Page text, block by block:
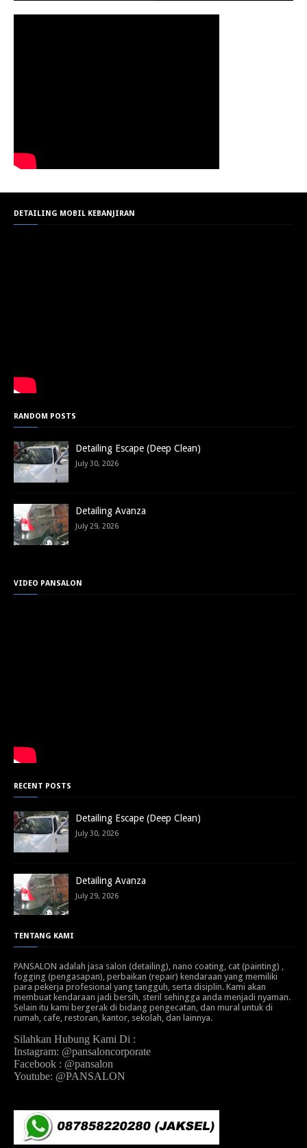
DETAILING MOBIL KEBANJIRAN
RANDOM POSTS
Detailing Escape (Deep Clean)
July 30, 2026
Detailing Avanza
July 29, 2026
VIDEO PANSALON
RECENT POSTS
Detailing Escape (Deep Clean)
July 30, 2026
Detailing Avanza
July 29, 2026
TENTANG KAMI
PANSALON adalah jasa salon (detailing), nano coating, cat (painting) ,
fogging (pengasapan), perbaikan (repair) kendaraan yang memiliki
para pekerja profesional yang tangguh, serta disiplin. Kami akan
membuat kendaraan jadi bersih, steril sehingga anda menjadi nyaman.
Selain itu kami bergerak di bidang pengecatan, dan mural untuk di
rumah, cafe, restoran, kantor, sekolah, dan lainnya.
Silahkan Hubung Kami Di :
Instagram: @pansaloncorporate
Facebook : @pansalon
Youtube: @PANSALON